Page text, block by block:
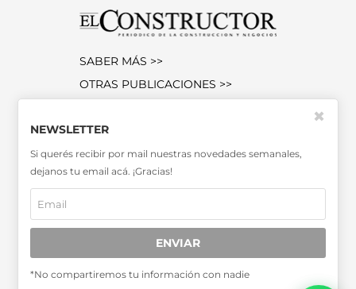
SABER MÁS >>
OTRAS PUBLICACIONES >>
Miembro de la Asociación de
Entidades Periodísticas Argentinas
ADEPA
SUSCRIPCIONES
NEWSLETTER
Si querés recibir por mail nuestras novedades semanales,
dejanos tu email acá. ¡Gracias!
ENVIAR
*No compartiremos tu información con nadie
✖